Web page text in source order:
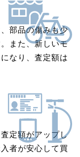
部品の傷みも少
また、新しいモ
なり、査定額は
定額がアップし
者が安心して買